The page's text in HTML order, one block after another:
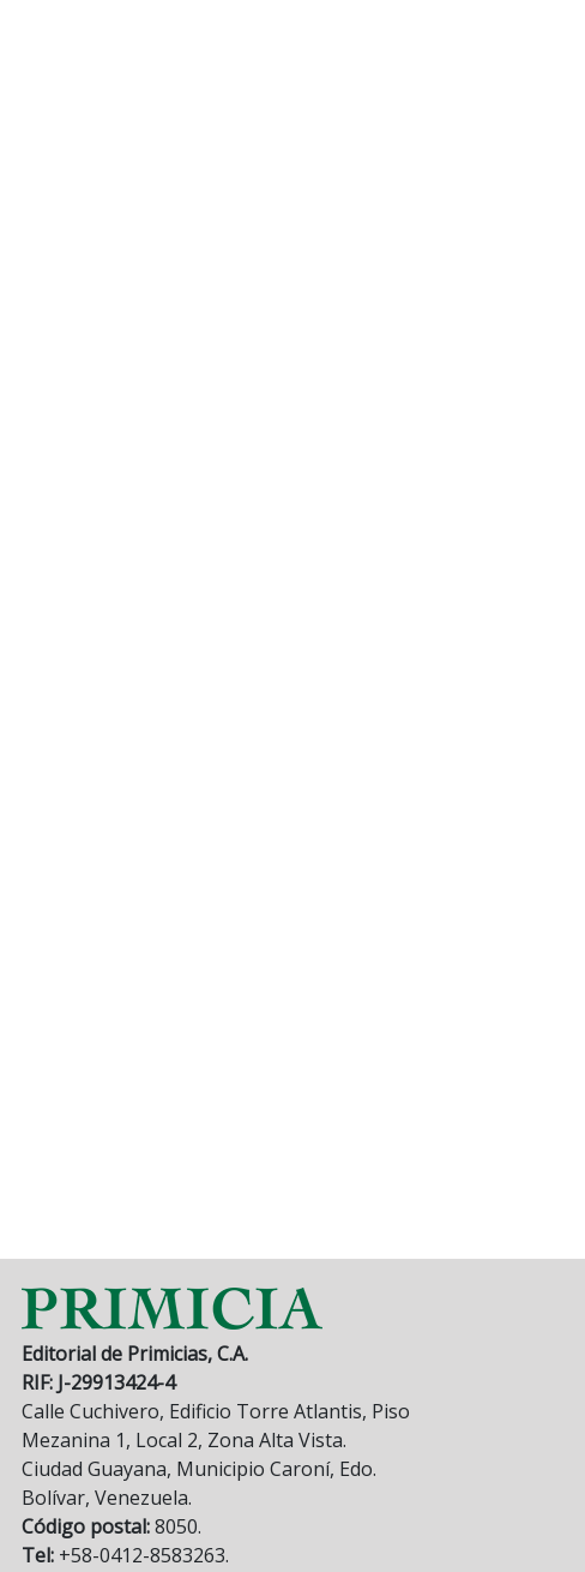
Editorial de Primicias, C.A.
RIF: J-29913424-4
Calle Cuchivero, Edificio Torre Atlantis, Piso
Mezanina 1, Local 2, Zona Alta Vista.
Ciudad Guayana, Municipio Caroní, Edo.
Bolívar, Venezuela.
Código postal:8050.
Tel: +58-0412-8583263.